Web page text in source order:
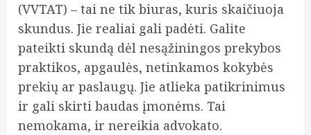
(VVTAT) – tai ne tik biuras, kuris skaičiuoja
skundus. Jie realiai gali padėti. Galite
pateikti skundą dėl nesąžiningos prekybos
praktikos, apgaulės, netinkamos kokybės
prekių ar paslaugų. Jie atlieka patikrinimus
ir gali skirti baudas įmonėms. Tai
nemokama, ir nereikia advokato.